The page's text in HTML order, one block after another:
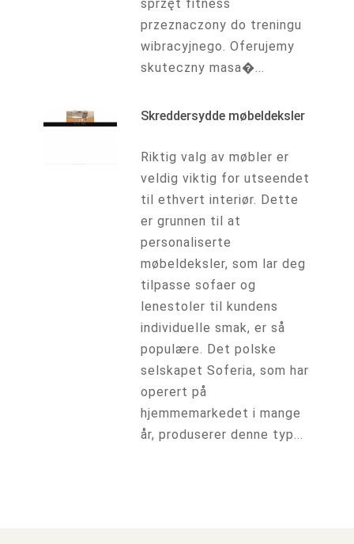
sprzęt fitness
przeznaczony do treningu
wibracyjnego. Oferujemy
skuteczny masa�...
Skreddersydde møbeldeksler
Riktig valg av møbler er
veldig viktig for utseendet
til ethvert interiør. Dette
er grunnen til at
personaliserte
møbeldeksler, som lar deg
tilpasse sofaer og
lenestoler til kundens
individuelle smak, er så
populære. Det polske
selskapet Soferia, som har
operert på
hjemmemarkedet i mange
år, produserer denne typ...